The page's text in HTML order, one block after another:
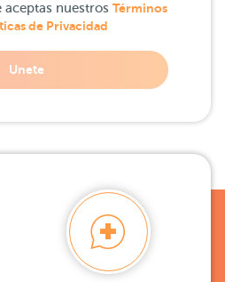
aceptas nuestros Términos
de Privacidad
Unete